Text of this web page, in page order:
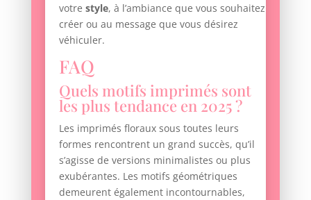
votre style, à l’ambiance que vous souhaitez
créer ou au message que vous désirez
véhiculer.
FAQ
Quels motifs imprimés sont
les plus tendance en 2025 ?
Les imprimés floraux sous toutes leurs
formes rencontrent un grand succès, qu’il
s’agisse de versions minimalistes ou plus
exubérantes. Les motifs géométriques
demeurent également incontournables,